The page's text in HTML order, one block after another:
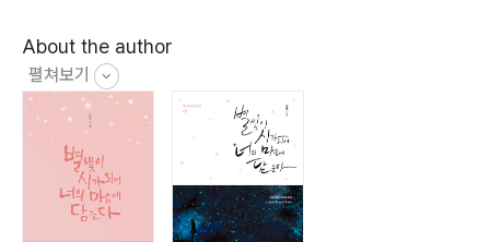
보기를 원합니다036
잃어버린 벧엘을 찾으라037
대 화038
말을 해야지039
욥의 찬양040
진리이니까042
성 경043
About the author
Un-Pung
A poet who presents readers enlightenment and
happiness in life with beautiful and gracious
lyricism.
He writes lyrics for worship and writes literature.
펼쳐보기